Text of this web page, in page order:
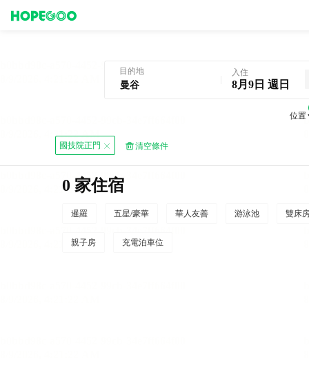
目的地 入住
8月9日 週日
位置
國技院正門 清空條件
0 家住宿
暹羅 五星/豪華 華人友善 游泳池 雙床
親子房 充電泊車位